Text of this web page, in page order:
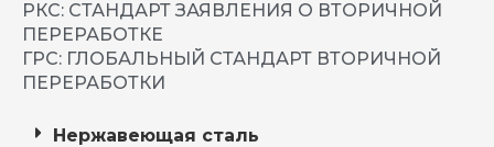
РКС: СТАНДАРТ ЗАЯВЛЕНИЯ О ВТОРИЧНОЙ
ПЕРЕРАБОТКЕ
ГРС: ГЛОБАЛЬНЫЙ СТАНДАРТ ВТОРИЧНОЙ
ПЕРЕРАБОТКИ
Нержавеющая сталь